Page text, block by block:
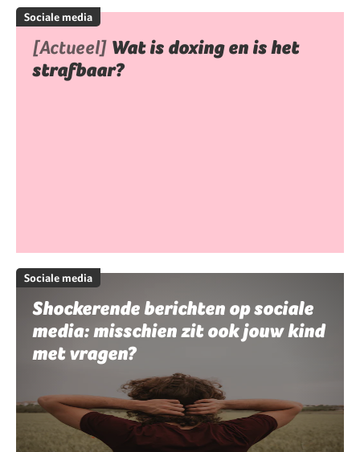
Sociale media
[Actueel] Wat is doxing en is het
strafbaar?
Sociale media
Shockerende berichten op sociale
media: misschien zit ook jouw kind
met vragen?